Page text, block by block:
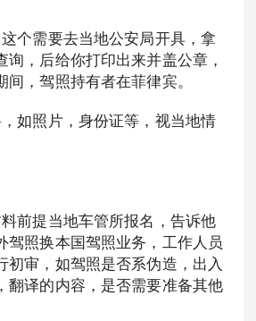
个需要去当地公安局开具，拿
询，后给你打印出来并盖公章，
间，驾照持有者在菲律宾。
如照片，身份证等，视当地情
前提当地车管所报名，告诉他
驾照换本国驾照业务，工作人员
初审，如驾照是否系伪造，出入
翻译的内容，是否需要准备其他